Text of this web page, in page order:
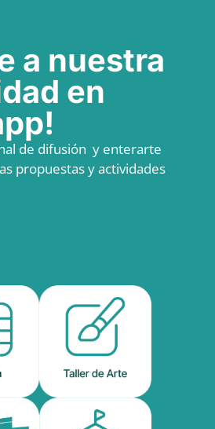
a nuestra
en
de difusión y enterarte
propuestas y actividades